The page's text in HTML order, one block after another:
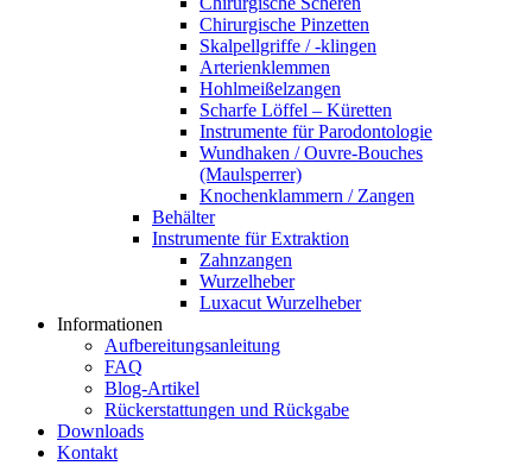
Chirurgische Pinzetten
Skalpellgriffe / -klingen
Arterienklemmen
Hohlmeißelzangen
Scharfe Löffel – Küretten
Instrumente für Parodontologie
Wundhaken / Ouvre-Bouches
(Maulsperrer)
Knochenklammern / Zangen
Behälter
Instrumente für Extraktion
Zahnzangen
Wurzelheber
Luxacut Wurzelheber
Informationen
Aufbereitungsanleitung
FAQ
Blog-Artikel
Rückerstattungen und Rückgabe
Downloads
Kontakt